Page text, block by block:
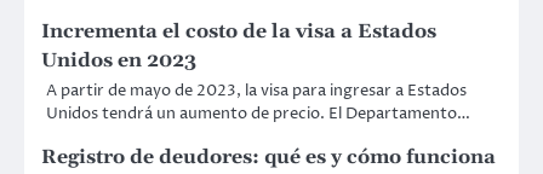
Incrementa el costo de la visa a Estados
Unidos en 2023
A partir de mayo de 2023, la visa para ingresar a Estados
Unidos tendrá un aumento de precio. El Departamento…
Registro de deudores: qué es y cómo funciona